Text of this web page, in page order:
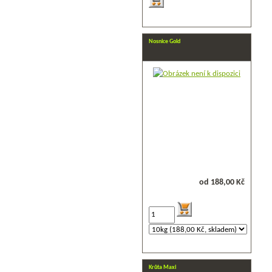
Nosnice Gold
od 188,00 Kč
Krůta Maxi